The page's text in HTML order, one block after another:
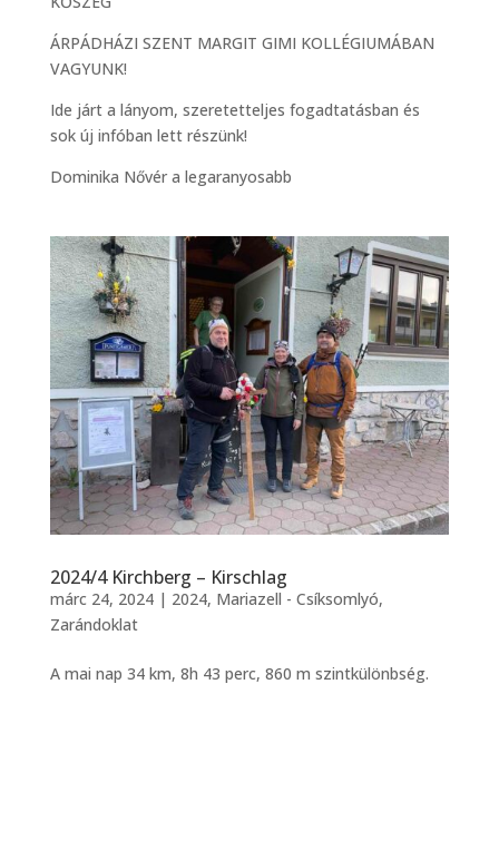
ÁRPÁDHÁZI SZENT MARGIT GIMI KOLLÉGIUMÁBAN
VAGYUNK!
Ide járt a lányom, szeretetteljes fogadtatásban és
sok új infóban lett részünk!
Dominika Nővér a legaranyosabb
2024/4 Kirchberg – Kirschlag
márc 24, 2024| 2024, Mariazell - Csíksomlyó,
Zarándoklat
A mai nap 34 km, 8h 43 perc, 860 m szintkülönbség.